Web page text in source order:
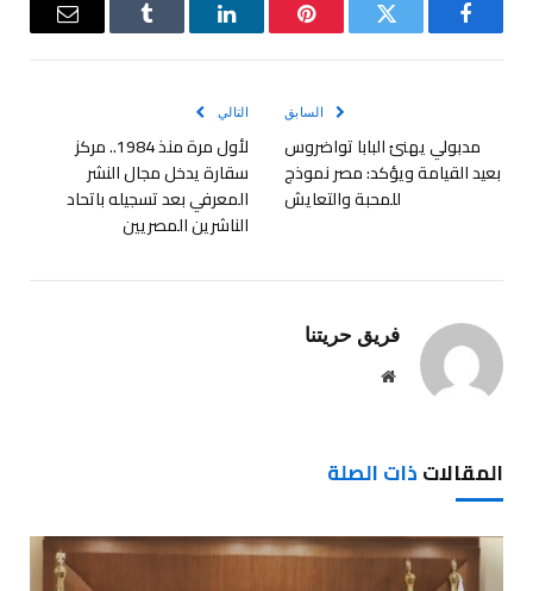
فيسبوك تويتر بينتيريستلينكدإن Tumblr
البريد
السابق
مدبولي يهنئ البابا تواضروس
بعيد القيامة ويؤكد: مصر نموذج
للمحبة والتعايش
التالي
لأول مرة منذ 1984.. مركز
سقارة يدخل مجال النشر
المعرفي بعد تسجيله باتحاد
الناشرين المصريين
فريق حريتنا
موقع
المقالاتذات الصلة